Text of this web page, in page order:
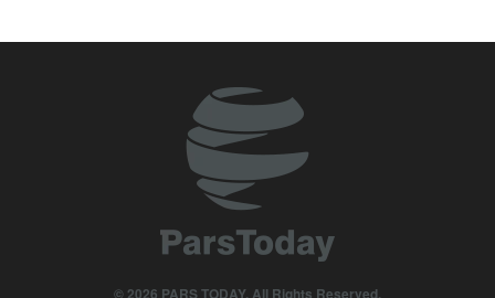
Yahya Saree: Kami Hancurkan Posisi Pasukan Bayaran Saudi
dengan Rudal Balistik dan Drone
Anggota Kongres AS Khawatirkan Dampak Menipisnya Rudal
Amerika Hadapi Iran© 2026 PARS TODAY. All Rights Reserved.